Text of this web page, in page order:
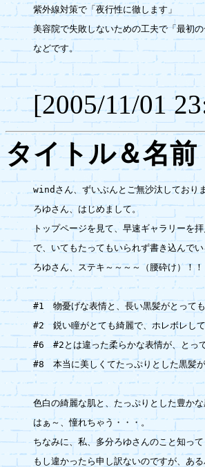
紫外線対策で「夜行性に徹します」
美容院で失敗しないための工夫で「最初
などです。
[2005/11/01
タイトル＆名前
windさん、ずいぶんとご無沙汰しており
ろゆさん、はじめまして。
トップページを見て、早速ギャラリーを
で、いてもたってもいられず書き込んでい
ろゆさん、ステキ～～～～（腰砕け）！！
#1　物憂げな表情と、長い黒髪がとって
#2　鋭い瞳がとても綺麗で、ホレボレし
#6　#2とは違った柔らかな表情が、とっ
#8　本当に美しくてたっぷりとした黒髪
色白の綺麗な肌と、たっぷりとした豊か
はぁ～、憧れちゃう・・・。
ちなみに、私、多分ろゆさんのこと知っ
もし違かったら申し訳ないのですが、あ